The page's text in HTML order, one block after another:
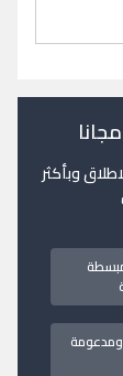
وبأكثر
ومدعومة